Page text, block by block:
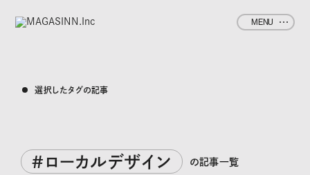
MENU
選択したタグの記事
#ローカルデザイン の記事一覧